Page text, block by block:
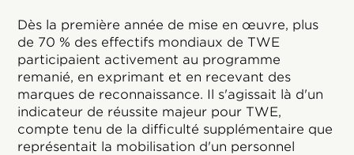
Dès la première année de mise en œuvre, plus
de 70 % des effectifs mondiaux de TWE
participaient activement au programme
remanié, en exprimant et en recevant des
marques de reconnaissance. Il s'agissait là d'un
indicateur de réussite majeur pour TWE,
compte tenu de la difficulté supplémentaire que
représentait la mobilisation d'un personnel